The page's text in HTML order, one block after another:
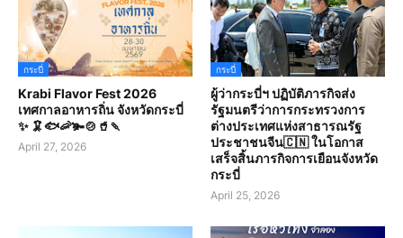
กระบี่
Krabi Flavor Fest 2026
เทศกาลอาหารถิ่น จังหวัดกระบี่
✨ 🦑🐟🦐🫚🍲🥤🍡
April 27, 2026
กระบี่
ผู้ว่ากระบี่ฯ ปฏิบัติภารกิจส่ง
รัฐมนตรีว่าการกระทรวงการ
ต่างประเทศแห่งสาธารณรัฐ
ประชาชนจีน🇨🇳 ในโอกาส
เสร็จสิ้นภารกิจการเยือนจังหวัด
กระบี่
April 25, 2026